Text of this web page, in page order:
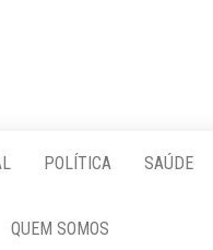
POLÍTICA SAÚDE
QUEM SOMOS